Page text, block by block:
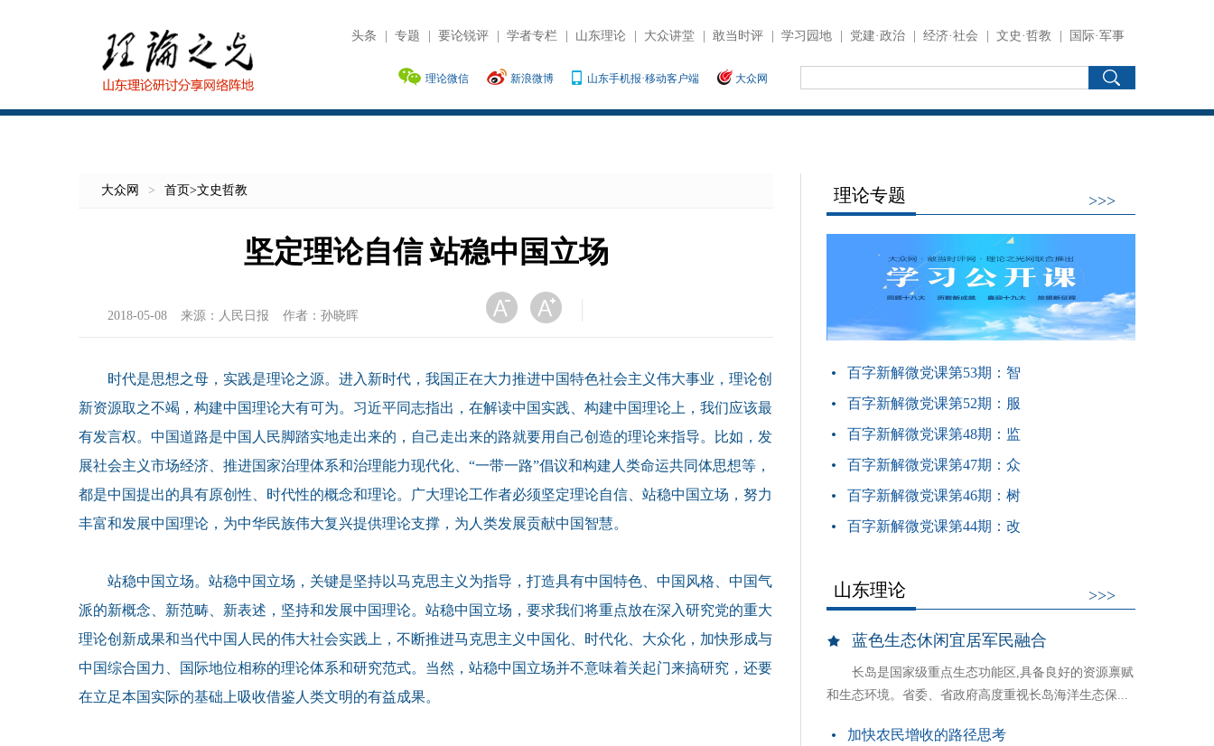
头条 专题 要论锐评 学者专栏 山东理论 大众讲堂 敢当时评 学习园地 党建·政治 经济·社会 文史·哲教 国际·军事
理论微信 新浪微博 山东手机报·移动客户端 大众网
大众网 > 首页>文史哲教
坚定理论自信 站稳中国立场
2018-05-08 来源： 人民日报 作者： 孙晓晖
时代是思想之母，实践是理论之源。进入新时代，我国正在大力推进中国特色社会主义伟大事业，理论创
新资源取之不竭，构建中国理论大有可为。习近平同志指出，在解读中国实践、构建中国理论上，我们应该最
有发言权。中国道路是中国人民脚踏实地走出来的，自己走出来的路就要用自己创造的理论来指导。比如，发
展社会主义市场经济、推进国家治理体系和治理能力现代化、“一带一路”倡议和构建人类命运共同体思想等，
都是中国提出的具有原创性、时代性的概念和理论。广大理论工作者必须坚定理论自信、站稳中国立场，努力
丰富和发展中国理论，为中华民族伟大复兴提供理论支撑，为人类发展贡献中国智慧。
站稳中国立场。站稳中国立场，关键是坚持以马克思主义为指导，打造具有中国特色、中国风格、中国气
派的新概念、新范畴、新表述，坚持和发展中国理论。站稳中国立场，要求我们将重点放在深入研究党的重大
理论创新成果和当代中国人民的伟大社会实践上，不断推进马克思主义中国化、时代化、大众化，加快形成与
中国综合国力、国际地位相称的理论体系和研究范式。当然，站稳中国立场并不意味着关起门来搞研究，还要
在立足本国实际的基础上吸收借鉴人类文明的有益成果。
理论专题 >>>
百字新解微党课第53期：智
百字新解微党课第52期：服
百字新解微党课第48期：监
百字新解微党课第47期：众
百字新解微党课第46期：树
百字新解微党课第44期：改
山东理论 >>>
蓝色生态休闲宜居军民融合
长岛是国家级重点生态功能区,具备良好的资源禀赋
和生态环境。省委、省政府高度重视长岛海洋生态保...
加快农民增收的路径思考